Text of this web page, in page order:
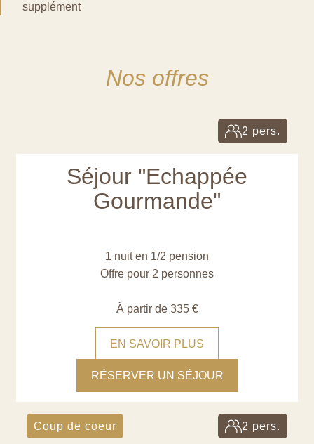
supplément
Nos offres
2 pers.
Séjour "Echappée
Gourmande"
1 nuit en 1/2 pension
Offre pour 2 personnes
À partir de 335 €
EN SAVOIR PLUS
RÉSERVER UN SÉJOUR
Coup de coeur 2 pers.